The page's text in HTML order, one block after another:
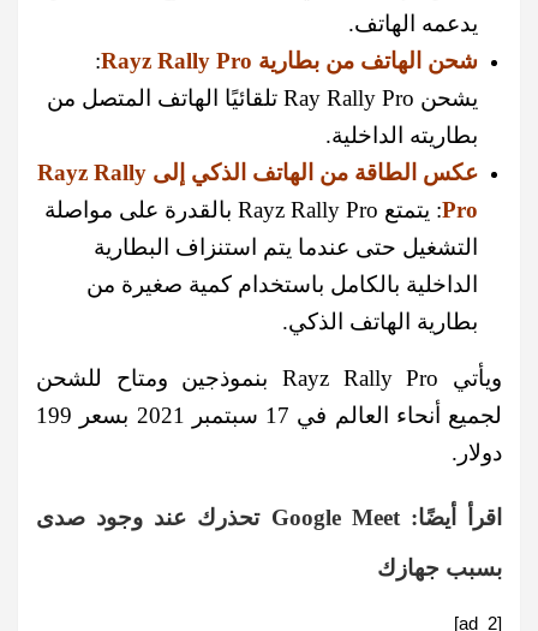
يدعمه الهاتف.
شحن الهاتف من بطارية Rayz Rally Pro
:
يشحن Ray Rally Pro تلقائيًا الهاتف المتصل من
بطاريته الداخلية.
عكس الطاقة من الهاتف الذكي إلى Rayz Rally
Pro
: يتمتع Rayz Rally Pro بالقدرة على مواصلة
التشغيل حتى عندما يتم استنزاف البطارية
الداخلية بالكامل باستخدام كمية صغيرة من
بطارية الهاتف الذكي.
ويأتي Rayz Rally Pro بنموذجين ومتاح للشحن
لجميع أنحاء العالم في 17 سبتمبر 2021 بسعر 199
دولار.
اقرأ أيضًا:
Google Meet تحذرك عند وجود صدى
بسبب جهازك
[ad_2]